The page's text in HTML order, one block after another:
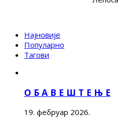
Најновије
Популарно
Тагови
О Б А В Е Ш Т Е Њ Е
19. фебруар 2026.